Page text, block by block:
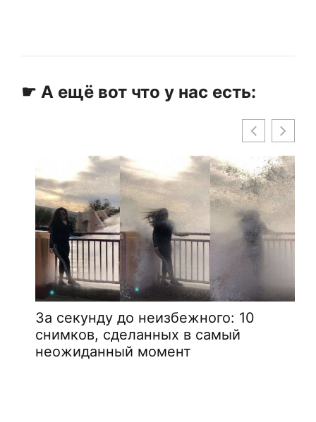
☛ А ещё вот что у нас есть:
За секунду до неизбежного: 10
снимков, сделанных в самый
неожиданный момент